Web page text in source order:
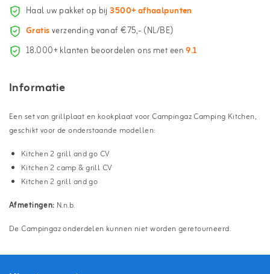
Haal uw pakket op bij3500+ afhaalpunten
Gratisverzending vanaf €75,- (NL/BE)
18.000+ klanten beoordelen ons met een9.1
Informatie
Een set van grillplaat en kookplaat voor Campingaz Camping Kitchen,
geschikt voor de onderstaande modellen:
Kitchen 2 grill and go CV
Kitchen 2 camp & grill CV
Kitchen 2 grill and go
Afmetingen: N.n.b.
De Campingaz onderdelen kunnen niet worden geretourneerd.